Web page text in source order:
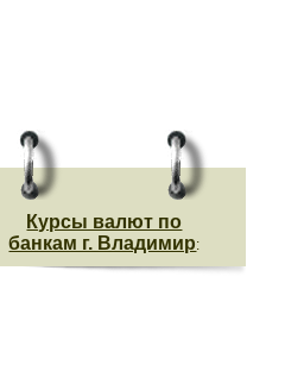
Курсы валют по
банкам г. Владимир: